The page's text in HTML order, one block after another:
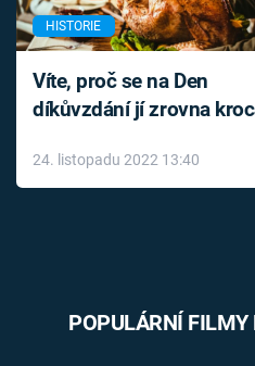
HISTORIE
Víte, proč se na Den
díkůvzdání jí zrovna
24. listopadu 2022 13:40
POPULÁRNÍ